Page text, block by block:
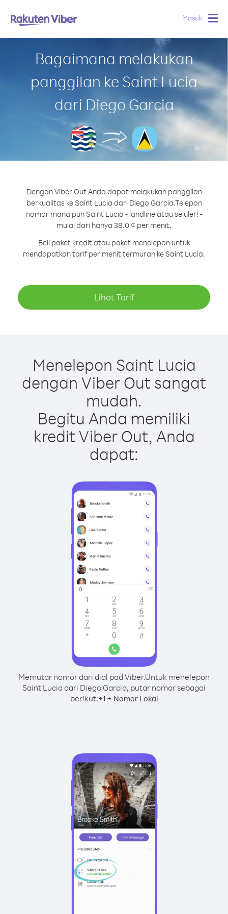
Masuk
Bagaimana melakukan
panggilan ke Saint Lucia
dari Diego Garcia
Dengan Viber Out Anda dapat melakukan panggilan
berkualitas ke Saint Lucia dari Diego Garcia.Telepon
nomor mana pun Saint Lucia - landline atau seluler! -
mulai dari hanya 38.0 ¢ per menit.
Beli paket kredit atau paket menelepon untuk
mendapatkan tarif per menit termurah ke Saint Lucia.
Lihat Tarif
Menelepon Saint Lucia
dengan Viber Out sangat
mudah.
Begitu Anda memiliki
kredit Viber Out, Anda
dapat:
Memutar nomor dari dial pad Viber.Untuk menelepon
Saint Lucia dari Diego Garcia, putar nomor sebagai
berikut:+1+ Nomor Lokal